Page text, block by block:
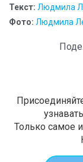
Текст: Людмила
Фото: Людмила
Только самое